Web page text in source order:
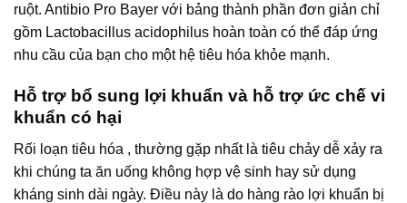
ruột. Antibio Pro Bayer với bảng thành phần đơn giản chỉ
gồm Lactobacillus acidophilus hoàn toàn có thể đáp ứng
nhu cầu của bạn cho một hệ tiêu hóa khỏe mạnh.
Hỗ trợ bổ sung lợi khuẩn và hỗ trợ ức chế vi
khuẩn có hại
Rối loạn tiêu hóa , thường gặp nhất là tiêu chảy dễ xảy ra
khi chúng ta ăn uống không hợp vệ sinh hay sử dụng
kháng sinh dài ngày. Điều này là do hàng rào lợi khuẩn bị